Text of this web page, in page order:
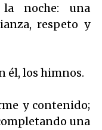
noche: una
respeto y
él, los himnos.
y contenido;
una